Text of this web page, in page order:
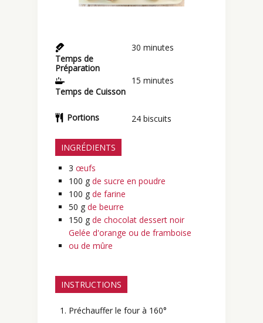
Temps de
Préparation
30 minutes
Temps de Cuisson
15 minutes
Portions 24 biscuits
INGRÉDIENTS
3 œufs
100 g de sucre en poudre
100 g de farine
50 g de beurre
150 g de chocolat dessert noir
Gelée d'orange ou de framboise
ou de mûre
INSTRUCTIONS
Préchauffer le four à 160°